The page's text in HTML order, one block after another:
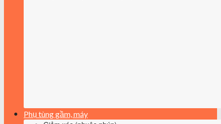
Phụ tùng gầm, máy